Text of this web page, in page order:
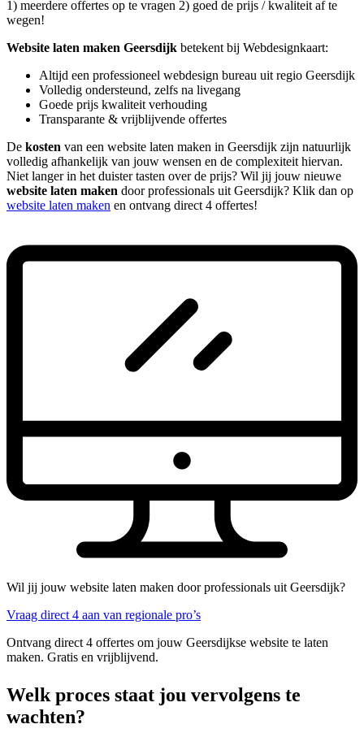
1) meerdere offertes op te vragen 2) goed de prijs / kwaliteit af te
wegen!
Website laten maken Geersdijk betekent bij Webdesignkaart:
Altijd een professioneel webdesign bureau uit regio Geersdijk
Volledig ondersteund, zelfs na livegang
Goede prijs kwaliteit verhouding
Transparante & vrijblijvende offertes
De kosten van een website laten maken in Geersdijk zijn natuurlijk
volledig afhankelijk van jouw wensen en de complexiteit hiervan.
Niet langer in het duister tasten over de prijs? Wil jij jouw nieuwe
website laten maken door professionals uit Geersdijk? Klik dan op
website laten maken en ontvang direct 4 offertes!
Wil jij jouw website laten maken door professionals uit Geersdijk?
Vraag direct 4 aan van regionale pro’s
Ontvang direct 4 offertes om jouw Geersdijkse website te laten
maken. Gratis en vrijblijvend.
Welk proces staat jou vervolgens te
wachten?